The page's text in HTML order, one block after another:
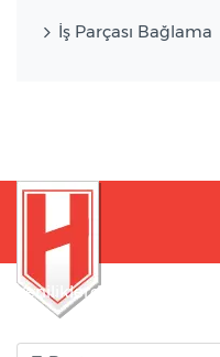
İş Parçası Bağlama
Yeniliklerden haberdar